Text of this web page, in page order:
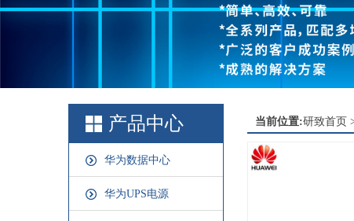
产品中心
华为数据中心
华为UPS电源
当前位置:研致首页